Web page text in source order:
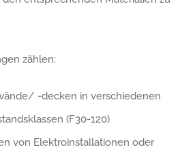
zählen:
-decken in verschiedenen
(F30-120)
von Elektroinstallationen oder